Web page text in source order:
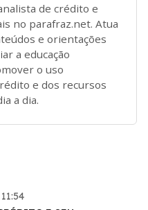
de crédito e
no parafraz.net. Atua
e orientações
a educação
o uso
e dos recursos
a dia.